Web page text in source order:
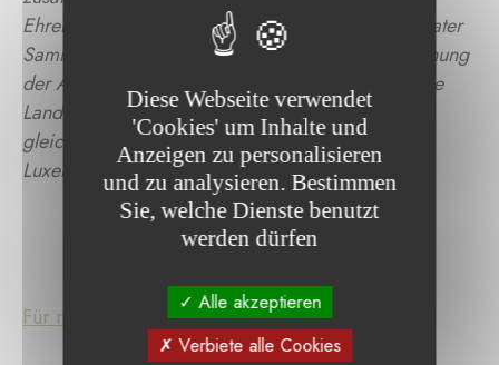
Ehrenamtliche und Praktikanten. Die Analyse privater
Sammlungen ermöglicht eine regionale Untersuchung
der Auswirkungen menschlicher Aktivitäten auf die
Landschaft im Neolithikum und wertschätzt
gleichzeitig die Arbeit ehrenamtlicher Helfer in
Luxemburg.“
Für mehr Infos hier klicken.
Diese Webseite verwendet
'Cookies' um Inhalte und
Anzeigen zu personalisieren
und zu analysieren. Bestimmen
Sie, welche Dienste benutzt
werden dürfen
Alle akzeptieren
Verbiete alle Cookies